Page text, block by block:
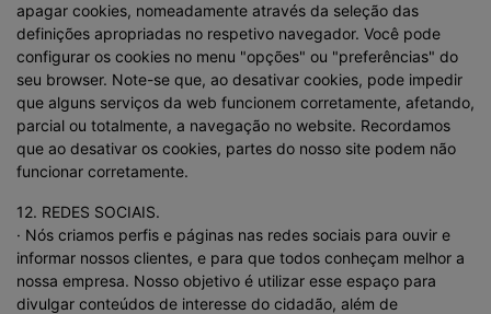
apagar cookies, nomeadamente através da seleção das
definições apropriadas no respetivo navegador. Você pode
configurar os cookies no menu "opções" ou "preferências" do
seu browser. Note-se que, ao desativar cookies, pode impedir
que alguns serviços da web funcionem corretamente, afetando,
parcial ou totalmente, a navegação no website. Recordamos
que ao desativar os cookies, partes do nosso site podem não
funcionar corretamente.
12. REDES SOCIAIS.
· Nós criamos perfis e páginas nas redes sociais para ouvir e
informar nossos clientes, e para que todos conheçam melhor a
nossa empresa. Nosso objetivo é utilizar esse espaço para
divulgar conteúdos de interesse do cidadão, além de